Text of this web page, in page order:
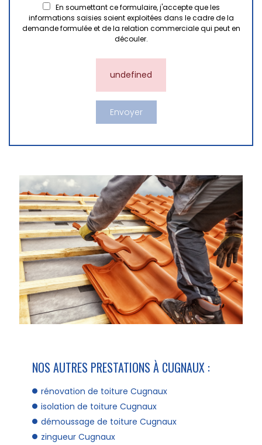
En soumettant ce formulaire, j'accepte que les
informations saisies soient exploitées dans le cadre de la
demande formulée et de la relation commerciale qui peut en
découler.
undefined
NOS AUTRES PRESTATIONS À CUGNAUX :
rénovation de toiture Cugnaux
isolation de toiture Cugnaux
démoussage de toiture Cugnaux
zingueur Cugnaux